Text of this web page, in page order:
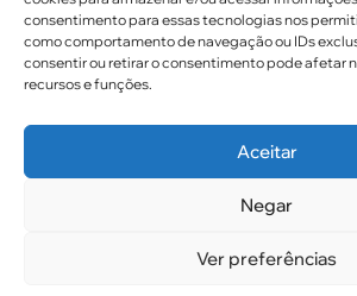
consentimento para essas tecnologias nos
como comportamento de navegação ou IDs
consentir ou retirar o consentimento pode afetar
recursos e funções.
Aceitar
Negar
Ver preferências
Links úteis
Certidão de Quitação Eleitoral
Parceiros CREF16